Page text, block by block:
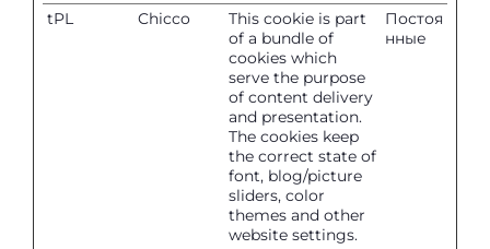
tPL Chicco
This cookie is part
of a bundle of
cookies which
serve the purpose
of content delivery
and presentation.
The cookies keep
the correct state of
font, blog/picture
sliders, color
themes and other
website settings.
Постоя
нные